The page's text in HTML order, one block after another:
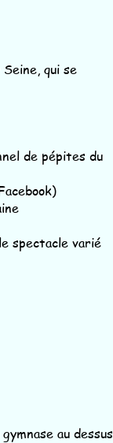
qui se
de pépites du
spectacle varié
au dessus